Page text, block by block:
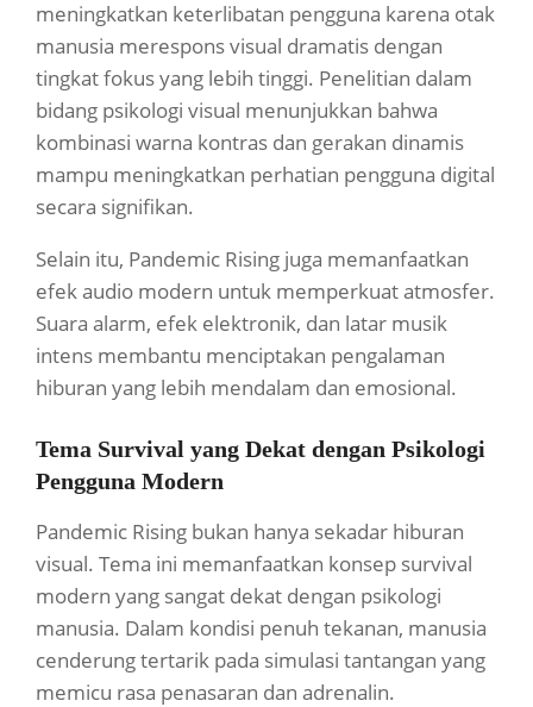
meningkatkan keterlibatan pengguna karena otak
manusia merespons visual dramatis dengan
tingkat fokus yang lebih tinggi. Penelitian dalam
bidang psikologi visual menunjukkan bahwa
kombinasi warna kontras dan gerakan dinamis
mampu meningkatkan perhatian pengguna digital
secara signifikan.
Selain itu, Pandemic Rising juga memanfaatkan
efek audio modern untuk memperkuat atmosfer.
Suara alarm, efek elektronik, dan latar musik
intens membantu menciptakan pengalaman
hiburan yang lebih mendalam dan emosional.
Tema Survival yang Dekat dengan Psikologi
Pengguna Modern
Pandemic Rising bukan hanya sekadar hiburan
visual. Tema ini memanfaatkan konsep survival
modern yang sangat dekat dengan psikologi
manusia. Dalam kondisi penuh tekanan, manusia
cenderung tertarik pada simulasi tantangan yang
memicu rasa penasaran dan adrenalin.